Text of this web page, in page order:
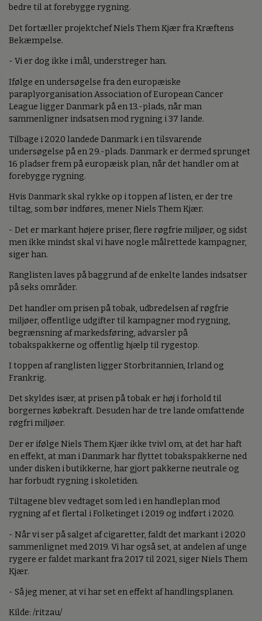
bedre til at forebygge rygning.
Det fortæller projektchef Niels Them Kjær fra Kræftens
Bekæmpelse.
- Vi er dog ikke i mål, understreger han.
Ifølge en undersøgelse fra den europæiske
paraplyorganisation Association of European Cancer
League ligger Danmark på en 13.-plads, når man
sammenligner indsatsen mod rygning i 37 lande.
Tilbage i 2020 landede Danmark i en tilsvarende
undersøgelse på en 29.-plads. Danmark er dermed sprunget
16 pladser frem på europæisk plan, når det handler om at
forebygge rygning.
Hvis Danmark skal rykke op i toppen af listen, er der tre
tiltag, som bør indføres, mener Niels Them Kjær.
- Det er markant højere priser, flere røgfrie miljøer, og sidst
men ikke mindst skal vi have nogle målrettede kampagner,
siger han.
Ranglisten laves på baggrund af de enkelte landes indsatser
på seks områder.
Det handler om prisen på tobak, udbredelsen af røgfrie
miljøer, offentlige udgifter til kampagner mod rygning,
begrænsning af markedsføring, advarsler på
tobakspakkerne og offentlig hjælp til rygestop.
I toppen af ranglisten ligger Storbritannien, Irland og
Frankrig.
Det skyldes især, at prisen på tobak er høj i forhold til
borgernes købekraft. Desuden har de tre lande omfattende
røgfri miljøer.
Der er ifølge Niels Them Kjær ikke tvivl om, at det har haft
en effekt, at man i Danmark har flyttet tobakspakkerne ned
under disken i butikkerne, har gjort pakkerne neutrale og
har forbudt rygning i skoletiden.
Tiltagene blev vedtaget som led i en handleplan mod
rygning af et flertal i Folketinget i 2019 og indført i 2020.
- Når vi ser på salget af cigaretter, faldt det markant i 2020
sammenlignet med 2019. Vi har også set, at andelen af unge
rygere er faldet markant fra 2017 til 2021, siger Niels Them
Kjær.
- Så jeg mener, at vi har set en effekt af handlingsplanen.
Kilde: /ritzau/